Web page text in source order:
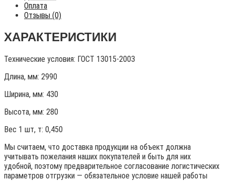
Оплата
Отзывы (0)
ХАРАКТЕРИСТИКИ
Технические условия: ГОСТ 13015-2003
Длина, мм: 2990
Ширина, мм: 430
Высота, мм: 280
Вес 1 шт, т: 0,450
Мы считаем, что доставка продукции на объект должна
учитывать пожелания наших покупателей и быть для них
удобной, поэтому предварительное согласование логистических
параметров отгрузки — обязательное условие нашей работы